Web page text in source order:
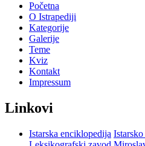
Početna
O Istrapediji
Kategorije
Galerije
Teme
Kviz
Kontakt
Impressum
Linkovi
Istarska enciklopedija